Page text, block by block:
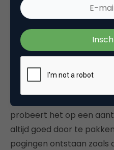
Etcetera etcetera
En zo zijn er nog vele
de kans geven om
Obama is duidelijker
van alle sociale
van het koppelen van al
bijvoorbeeld actief met
probeert het op een
altijd goed door te
pogingen ontstaan zoals